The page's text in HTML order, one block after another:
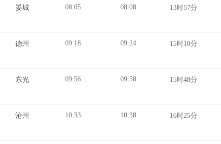
晏城 08:05 08:08 13时57分
德州 09:18 09:24 15时10分
东光 09:56 09:58 15时48分
沧州 10:33 10:38 16时25分